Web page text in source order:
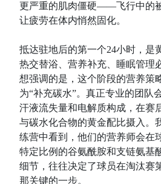
更严重的肌肉僵硬——飞行中的
让疲劳在体内悄然固化。
抵达驻地后的第一个24小时，是
热交替浴、营养补充、睡眠管理
想强调的是，这个阶段的营养策
为“补充碳水”。真正专业的团队
汗液流失量和电解质构成，在赛
与碳水化合物的黄金配比摄入。
练营中看到，他们的营养师会在
特定比例的谷氨酰胺和支链氨
细节，往往决定了球员在淘汰赛
那关键的一步。